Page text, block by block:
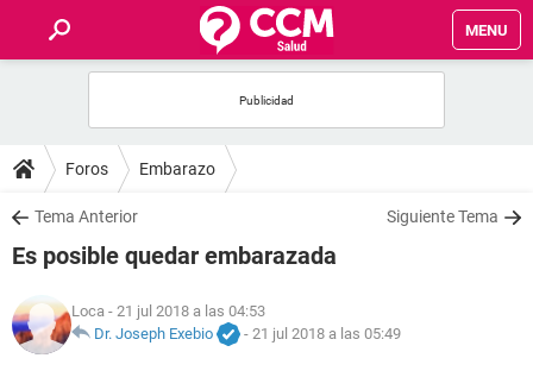
MENU
FOROS
SALUD
FAMILIA
NUTRICIÓN
Foros Embarazo
Tema Anterior Siguiente Tema
Es posible quedar embarazada
Loca - 21 jul 2018 a las 04:53
Dr. Joseph Exebio
- 21 jul 2018 a las 05:49